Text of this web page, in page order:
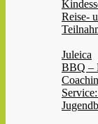
Reise-
Juleica
BBQ –